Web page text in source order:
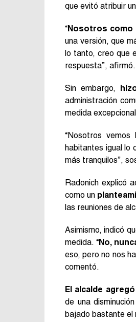
que evitó atribuir
“Nosotros como
una versión, que
lo tanto, creo que
respuesta”, afirmó.
Sin embargo,
administración
medida
“Nosotros
habitantes igual lo
más tranquilos”,
Radonich explicó
como un
las reuniones de
Asimismo, indicó
medida. “No,
eso, pero no nos
comentó.
El alcalde
de una
bajado bastante el